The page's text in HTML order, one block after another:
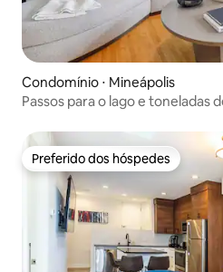
Condomínio ⋅ Mineápolis
Passos para o lago e toneladas
Preferido dos hóspedes
Preferido dos hóspedes